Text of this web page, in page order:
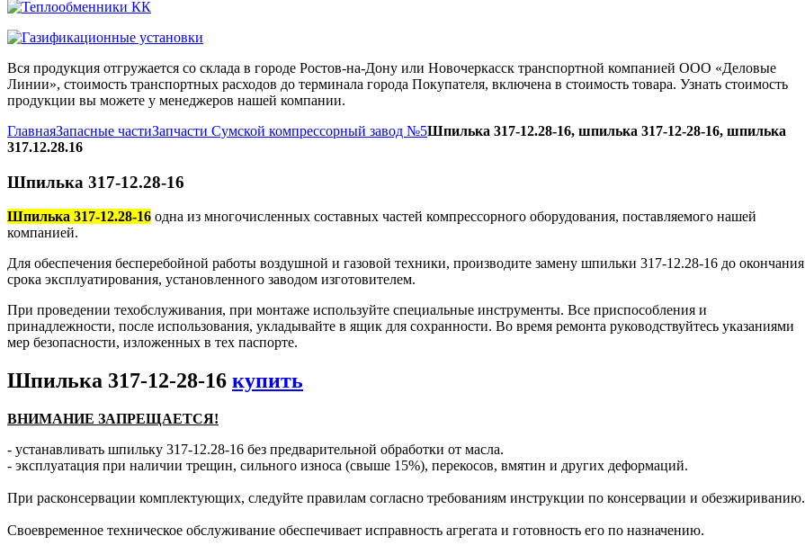
Вся продукция отгружается со склада в городе Ростов-на-Дону или Новочеркасск транспортной компанией ООО «Деловые
Линии», стоимость транспортных расходов до терминала города Покупателя, включена в стоимость товара. Узнать стоимость
продукции вы можете у менеджеров нашей компании.
ГлавнаяЗапасные частиЗапчасти Сумской компрессорный завод №5Шпилька 317-12.28-16, шпилька 317-12-28-16, шпилька
317.12.28.16
Шпилька 317-12.28-16
Шпилька 317-12.28-16 одна из многочисленных составных частей компрессорного оборудования, поставляемого нашей
компанией.
Для обеспечения бесперебойной работы воздушной и газовой техники, производите замену шпильки 317-12.28-16 до окончания
срока эксплуатирования, установленного заводом изготовителем.
При проведении техобслуживания, при монтаже используйте специальные инструменты. Все приспособления и
принадлежности, после использования, укладывайте в ящик для сохранности. Во время ремонта руководствуйтесь указаниями
мер безопасности, изложенных в тех паспорте.
Шпилька 317-12-28-16 купить
ВНИМАНИЕ ЗАПРЕЩАЕТСЯ!
- устанавливать шпильку 317-12.28-16 без предварительной обработки от масла.
- эксплуатация при наличии трещин, сильного износа (свыше 15%), перекосов, вмятин и других деформаций.
При расконсервации комплектующих, следуйте правилам согласно требованиям инструкции по консервации и обезжириванию.
Своевременное техническое обслуживание обеспечивает исправность агрегата и готовность его по назначению.